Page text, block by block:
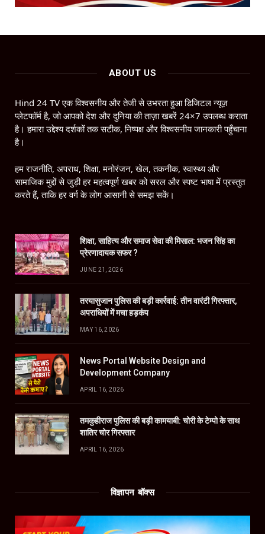
ABOUT US
Hind 24 TV एक विश्वसनीय और तेजी से उभरता हुआ डिजिटल न्यूज़
प्लेटफॉर्म है, जो आपको देश और दुनिया की ताज़ा खबरें 24×7 उपलब्ध कराता
है। हमारा उद्देश्य दर्शकों तक सटीक, निष्पक्ष और विश्वसनीय जानकारी पहुँचाना
है।
हम राजनीति, अपराध, शिक्षा, मनोरंजन, खेल, तकनीक, स्वास्थ्य और
सामाजिक मुद्दों से जुड़ी हर महत्वपूर्ण खबर को सरल और स्पष्ट भाषा में प्रस्तुत
करते हैं, ताकि हर वर्ग के लोग आसानी से समझ सकें।
शिक्षा, साहित्य और समाज सेवा की मिसाल: भजन सिंह का
प्रेरणादायक सफर ?
JUNE 21, 2026
तरयासुजान पुलिस की बड़ी कार्रवाई: तीन वारंटी गिरफ्तार,
अपराधियों में मचा हड़कंप
MAY 16, 2026
News Portal Website Design and
Development Company
APRIL 16, 2026
तमकुहीराज पुलिस की बड़ी कामयाबी: चोरी के टेम्पो के साथ
शातिर चोर गिरफ्तार
APRIL 16, 2026
विज्ञापन बॉक्स